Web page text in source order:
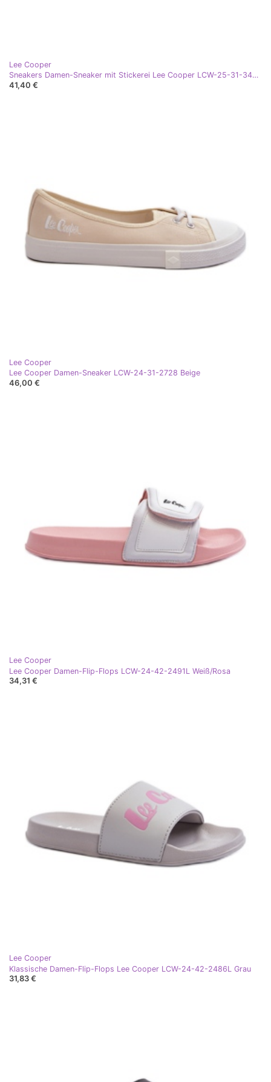
Lee Cooper
Sneakers Damen-Sneaker mit Stickerei Lee Cooper LCW-25-31-3445L Beige
41,40 €
Lee Cooper
Lee Cooper Damen-Sneaker LCW-24-31-2728 Beige
46,00 €
Lee Cooper
Lee Cooper Damen-Flip-Flops LCW-24-42-2491L Weiß/Rosa
34,31 €
Lee Cooper
Klassische Damen-Flip-Flops Lee Cooper LCW-24-42-2486L Grau
31,83 €